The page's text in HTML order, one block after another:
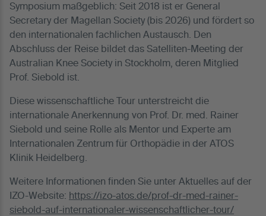
Symposium maßgeblich: Seit 2018 ist er General
Secretary der Magellan Society (bis 2026) und fördert so
den internationalen fachlichen Austausch. Den
Abschluss der Reise bildet das Satelliten-Meeting der
Australian Knee Society in Stockholm, deren Mitglied
Prof. Siebold ist.
Diese wissenschaftliche Tour unterstreicht die
internationale Anerkennung von Prof. Dr. med. Rainer
Siebold und seine Rolle als Mentor und Experte am
Internationalen Zentrum für Orthopädie in der ATOS
Klinik Heidelberg.
Weitere Informationen finden Sie unter Aktuelles auf der
IZO-Website: https://izo-atos.de/prof-dr-med-rainer-
siebold-auf-internationaler-wissenschaftlicher-tour/